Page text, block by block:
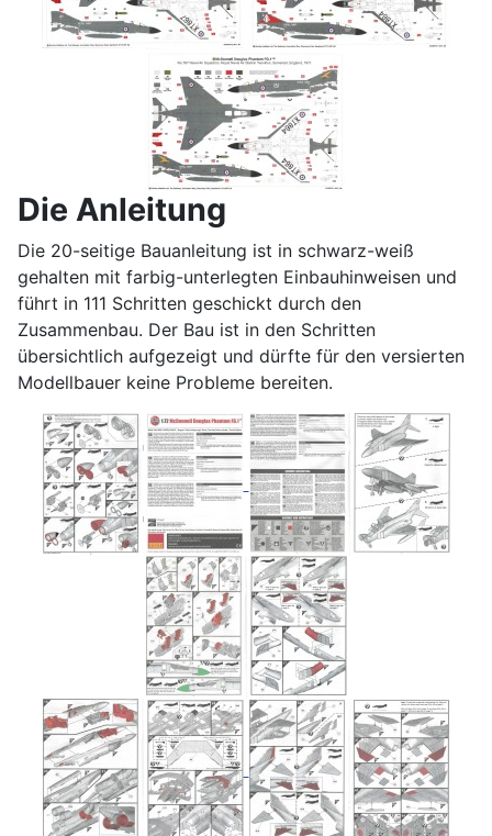
Die Anleitung
Die 20-seitige Bauanleitung ist in schwarz-weiß
gehalten mit farbig-unterlegten Einbauhinweisen und
führt in 111 Schritten geschickt durch den
Zusammenbau. Der Bau ist in den Schritten
übersichtlich aufgezeigt und dürfte für den versierten
Modellbauer keine Probleme bereiten.